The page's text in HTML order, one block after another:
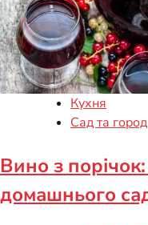
Кухня
Сад та город
Вино з
домашнього